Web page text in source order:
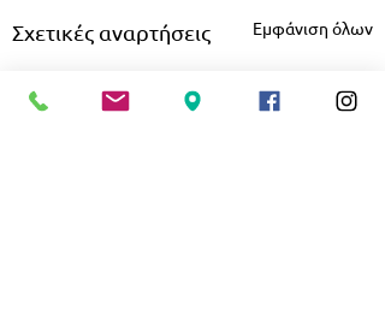
Σχετικές αναρτήσεις Εμφάνιση όλων